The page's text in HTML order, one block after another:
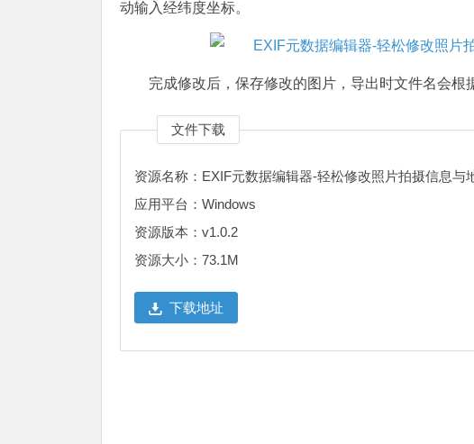
动输入经纬度坐标。
完成修改后，保存修改的图片，导出时文件名会根
文件下载
资源名称：EXIF元数据编辑器-轻松修改照片拍摄信息与
应用平台：Windows
资源版本：v1.0.2
资源大小：73.1M
下载地址